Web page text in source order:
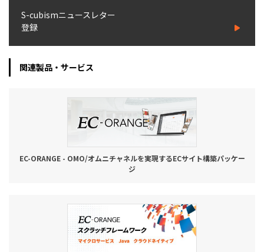
内製化支援
補助金活用支援
導入事例
03-6432-0346
お問い合わせ
S-cubismニュースレター
登録
関連製品・サービス
EC-ORANGE - OMO/オムニチャネルを実現するECサイト構築パッケー
ジ